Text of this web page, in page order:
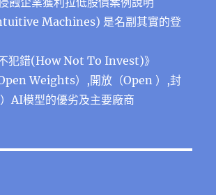
Machines) 是名副其實的登
不犯錯(How Not To Invest)》
Weights）,開放（Open ）,封
AI模型的優劣及主要廠商